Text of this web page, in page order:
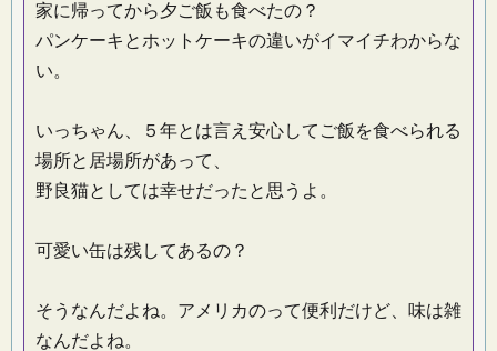
家に帰ってから夕ご飯も食べたの？
パンケーキとホットケーキの違いがイマイチわからな
い。
いっちゃん、５年とは言え安心してご飯を食べられる
場所と居場所があって、
野良猫としては幸せだったと思うよ。
可愛い缶は残してあるの？
そうなんだよね。アメリカのって便利だけど、味は雑
なんだよね。